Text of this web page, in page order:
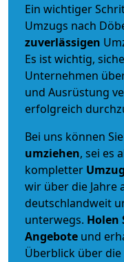
Ein wichtiger
Umzugs nach
zuverlässigen
Es ist wichtig,
Unternehmen
und Ausrüstung
erfolgreich
Bei uns können Sie
umziehen, sei es
kompletter Umzug
wir über die Jahre
deutschlandweit
unterwegs. Holen
Angebote und
Überblick über